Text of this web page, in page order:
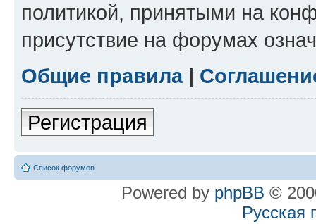
политикой, принятыми на
присутствие на форумах
Общие правила|
Регистрация
Список форумов
Powered by phpBB ©
Русская